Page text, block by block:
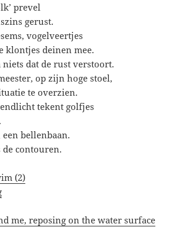
prevel
gerust.
vogelveertjes
klontjes deinen mee.
dat de rust verstoort.
op zijn hoge stoel,
te overzien.
tekent golfjes
bellenbaan.
contouren.
(2)
me, reposing on the water surface